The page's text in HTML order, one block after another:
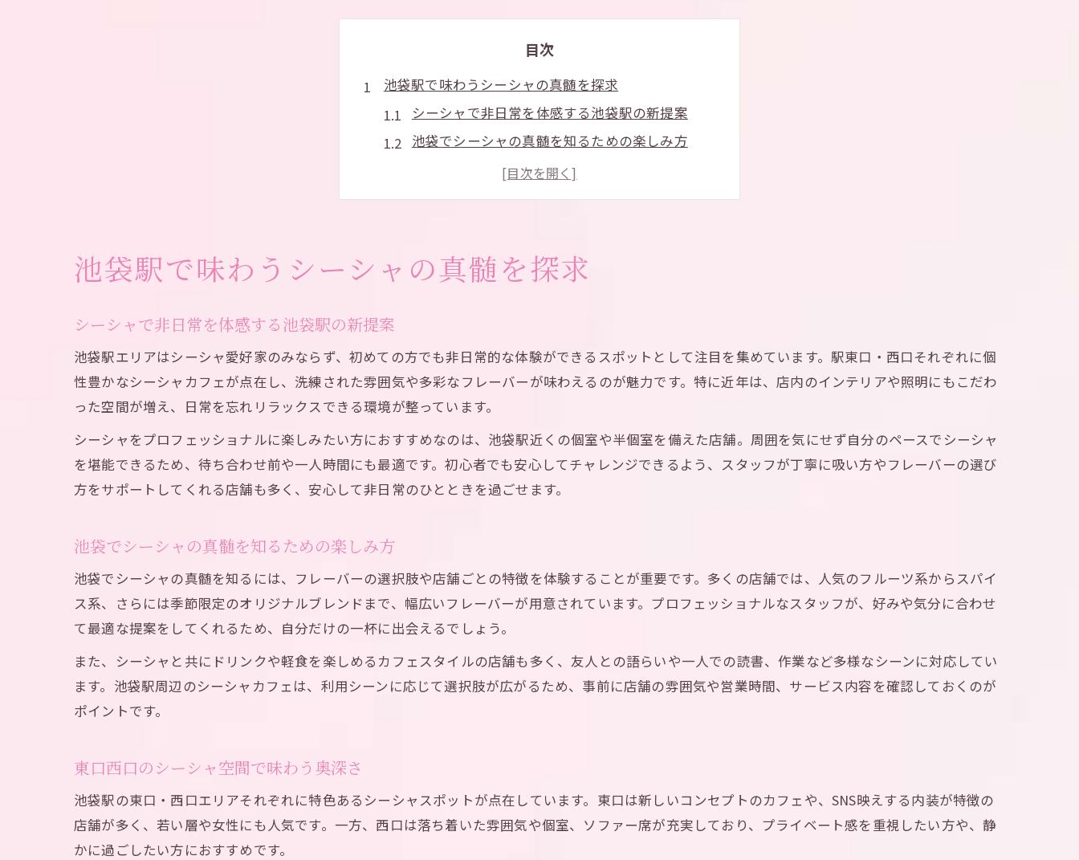
目次
池袋駅で味わうシーシャの真髄を探求
シーシャで非日常を体感する池袋駅の新提案
池袋でシーシャの真髄を知るための楽しみ方
東口西口のシーシャ空間で味わう奥深さ
シーシャをプロフェッショナルに楽しむ秘訣
プロが勧める池袋シーシャ体験の極意
プロ目線で選ぶ池袋駅シーシャの楽しみ方
池袋駅でシーシャを極めるプロのアドバイス
シーシャを深く味わう池袋駅のプロ流テクニック
シーシャ個室で快適に過ごす池袋駅の過ごし方
池袋駅シーシャ空間で叶うプライベートな体験
ヲタ活合間に楽しむプロ流シーシャ術
シーシャでヲタ活を充実させる池袋駅の提案
プロが教えるシーシャ×ヲタ活の過ごし方
シーシャと喫煙スポットを上手に組み合わせる
池袋駅で味わうシーシャの真髄を探求
シーシャで非日常を体感する池袋駅の新提案
池袋駅エリアはシーシャ愛好家のみならず、初めての方でも非日常的な体験ができるスポットとして注目を集めています。駅東口・西口それぞれに個
性豊かなシーシャカフェが点在し、洗練された雰囲気や多彩なフレーバーが味わえるのが魅力です。特に近年は、店内のインテリアや照明にもこだわ
った空間が増え、日常を忘れリラックスできる環境が整っています。
シーシャをプロフェッショナルに楽しみたい方におすすめなのは、池袋駅近くの個室や半個室を備えた店舗。周囲を気にせず自分のペースでシーシャ
を堪能できるため、待ち合わせ前や一人時間にも最適です。初心者でも安心してチャレンジできるよう、スタッフが丁寧に吸い方やフレーバーの選び
方をサポートしてくれる店舗も多く、安心して非日常のひとときを過ごせます。
池袋でシーシャの真髄を知るための楽しみ方
池袋でシーシャの真髄を知るには、フレーバーの選択肢や店舗ごとの特徴を体験することが重要です。多くの店舗では、人気のフルーツ系からスパイ
ス系、さらには季節限定のオリジナルブレンドまで、幅広いフレーバーが用意されています。プロフェッショナルなスタッフが、好みや気分に合わせ
て最適な提案をしてくれるため、自分だけの一杯に出会えるでしょう。
また、シーシャと共にドリンクや軽食を楽しめるカフェスタイルの店舗も多く、友人との語らいや一人での読書、作業など多様なシーンに対応してい
ます。池袋駅周辺のシーシャカフェは、利用シーンに応じて選択肢が広がるため、事前に店舗の雰囲気や営業時間、サービス内容を確認しておくのが
ポイントです。
東口西口のシーシャ空間で味わう奥深さ
池袋駅の東口・西口エリアそれぞれに特色あるシーシャスポットが点在しています。東口は新しいコンセプトのカフェや、SNS映えする内装が特徴の
店舗が多く、若い層や女性にも人気です。一方、西口は落ち着いた雰囲気や個室、ソファー席が充実しており、プライベート感を重視したい方や、静
かに過ごしたい方におすすめです。
推し活プランのご予約はこちら
推し活プランのご予約はこちら